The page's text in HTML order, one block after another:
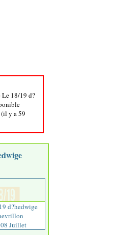
Le 18/19 d?
y a 59
d?hedwige
Juillet